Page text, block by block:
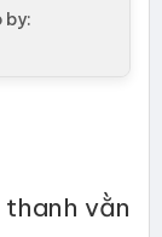
by:
vằn